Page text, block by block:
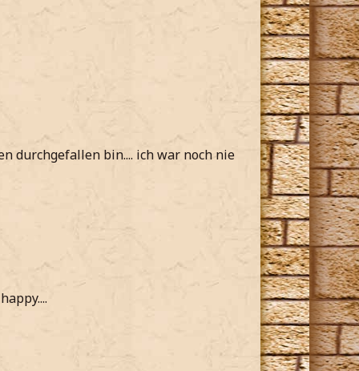
durchgefallen bin.... ich war noch nie